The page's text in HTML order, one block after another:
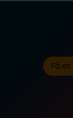
Få